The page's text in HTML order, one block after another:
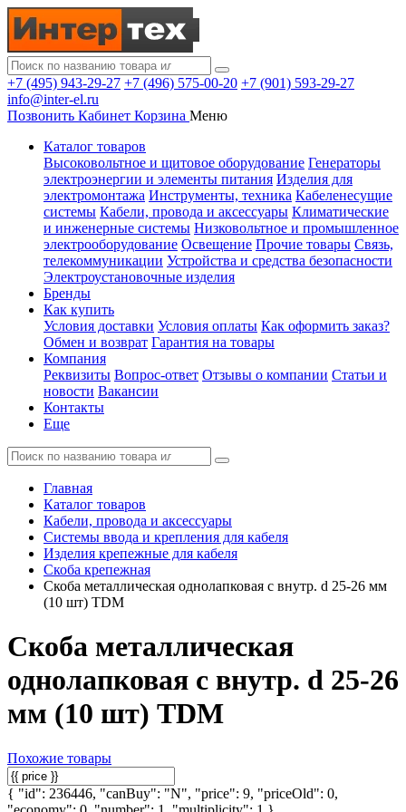
+7 (495) 943-29-27 +7 (496) 575-00-20 +7 (901) 593-29-27
info@inter-el.ru
Позвонить Кабинет Корзина Меню
Каталог товаров
Высоковольтное и щитовое оборудование Генераторы
электроэнергии и элементы питания Изделия для
электромонтажа Инструменты, техника Кабеленесущие
системы Кабели, провода и аксессуары Климатические
и инженерные системы Низковольтное и промышленное
электрооборудование Освещение Прочие товары Связь,
телекоммуникации Устройства и средства безопасности
Электроустановочные изделия
Бренды
Как купить
Условия доставки Условия оплаты Как оформить заказ?
Обмен и возврат Гарантия на товары
Компания
Реквизиты Вопрос-ответ Отзывы о компании Статьи и
новости Вакансии
Контакты
Еще
Главная
Каталог товаров
Кабели, провода и аксессуары
Системы ввода и крепления для кабеля
Изделия крепежные для кабеля
Скоба крепежная
Скоба металлическая однолапковая с внутр. d 25-26 мм
(10 шт) TDM
Скоба металлическая
однолапковая с внутр. d 25-26
мм (10 шт) TDM
Похожие товары
{ "id": 236446, "canBuy": "N", "price": 9, "priceOld": 0,